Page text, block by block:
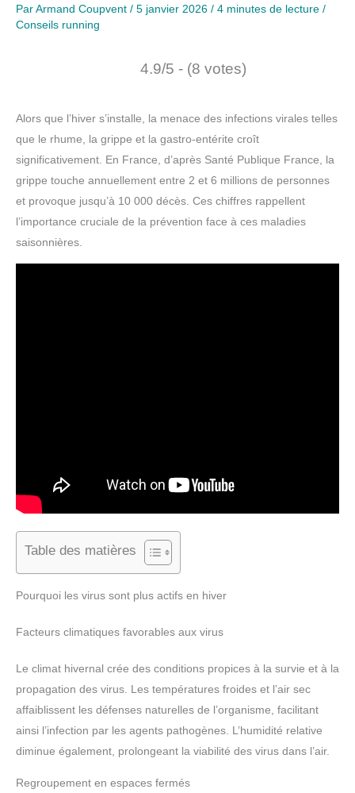
ParArmand Coupvent / 5 janvier 2026 / 4 minutes de lecture /
Conseils running
4.9/5 - (8 votes)
Alors que l’hiver s’installe, la menace des infections virales telles
que le rhume, la grippe et la gastro-entérite croît
significativement. En France, d’après Santé Publique France, la
grippe touche annuellement entre 2 et 6 millions de personnes
et provoque jusqu’à 10 000 décès. Ces chiffres rappellent
l’importance cruciale de la prévention face à ces maladies
saisonnières.
Table des matières
Pourquoi les virus sont plus actifs en hiver
Facteurs climatiques favorables aux virus
Le climat hivernal crée des conditions propices à la survie et à la
propagation des virus. Les températures froides et l’air sec
affaiblissent les défenses naturelles de l’organisme, facilitant
ainsi l’infection par les agents pathogènes. L’humidité relative
diminue également, prolongeant la viabilité des virus dans l’air.
Regroupement en espaces fermés